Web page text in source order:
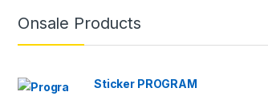
Onsale Products
Sticker PROGRAM